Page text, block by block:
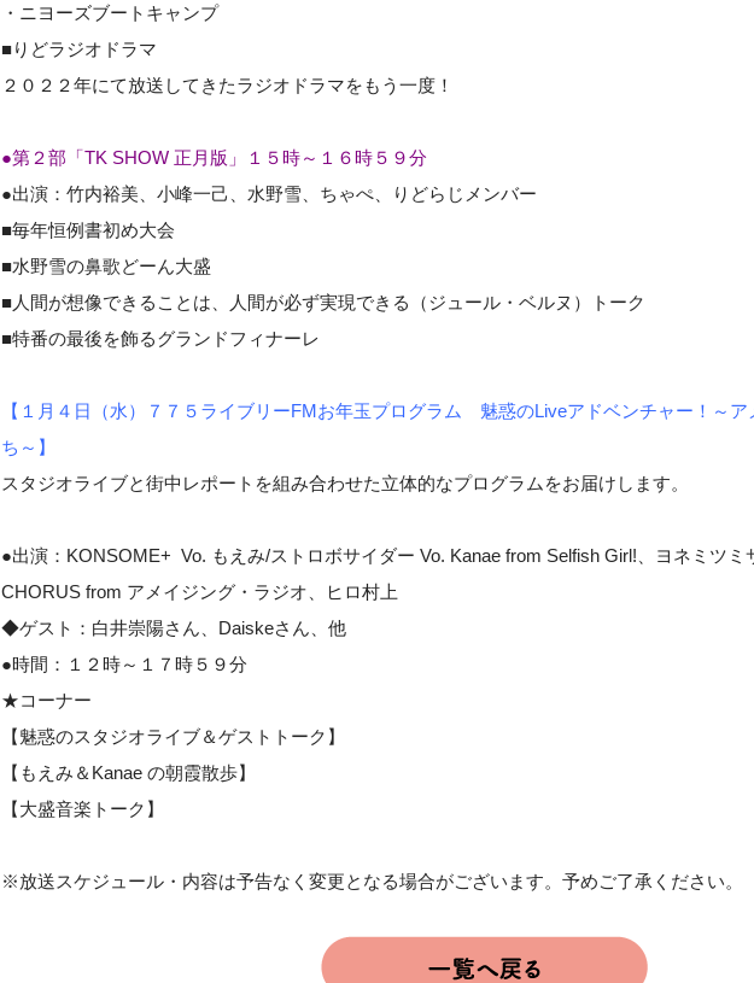
・ニヨーズブートキャンプ
■りどラジオドラマ
２０２２年にて放送してきたラジオドラマをもう一度！
●第２部「TK SHOW 正月版」１５時～１６時５９分
●出演：竹内裕美、小峰一己、水野雪、ちゃぺ、りどらじメンバー
■毎年恒例書初め大会
■水野雪の鼻歌どーん大盛
■人間が想像できることは、人間が必ず実現できる（ジュール・ベルヌ）トーク
■特番の最後を飾るグランドフィナーレ
【１月４日（水）７７５ライブリーFMお年玉プログラム 魅惑のLiveアドベンチャー！～ア
ち～】
スタジオライブと街中レポートを組み合わせた立体的なプログラムをお届けします。
●出演：KONSOME+ Vo. もえみ/ストロボサイダー Vo. Kanae from Selfish Girl!、ヨネミツミ
CHORUS from アメイジング・ラジオ、ヒロ村上
◆ゲスト：白井崇陽さん、Daiskeさん、他
●時間：１２時～１７時５９分
★コーナー
【魅惑のスタジオライブ＆ゲストトーク】
【もえみ＆Kanae の朝霞散歩】
【大盛音楽トーク】
※放送スケジュール・内容は予告なく変更となる場合がございます。予めご了承ください。